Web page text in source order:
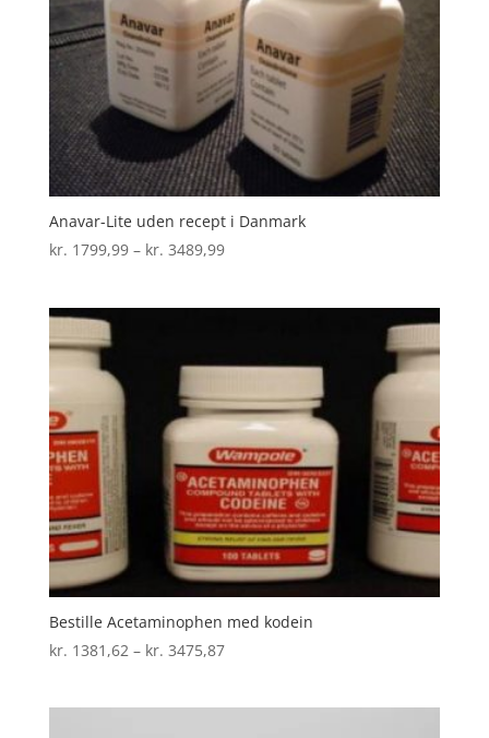
Anavar-Lite uden recept i Danmark
kr. 1799,99 – kr. 3489,99Prisinterval:
Bestille Acetaminophen med kodein
kr. 1381,62 – kr. 3475,87Prisinterval: